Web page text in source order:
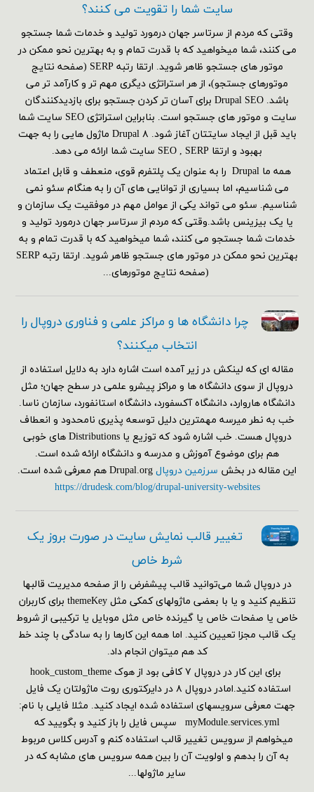
سایت شما را تقویت می کنند؟
وقتی که مردم از سرتاسر جهان درمورد تولید و خدمات شما جستجو
می کنند، شما میخواهید که با قدرت تمام و به بهترین نحو ممکن در
موتور های جستجو ظاهر شوید. ارتقا رتبه SERP (صفحه نتایج
موتورهای جستجو)، از هر استراتژی دیگری مهم تر و کارآمد تر می
باشد. Drupal SEO برای آسان تر کردن جستجو برای بازدیدکنندگان
سایت و موتور های جستجو است. بنابراین استراتژی SEO سایت شما
باید قبل از ایجاد سایتتان آغاز شود. Drupal ۸ ماژول هایی را به جهت
بهبود و ارتقا SEO , SERP سایت شما ارائه می دهد.
همه ما Drupal را به عنوان یک پلتفرم قوی، منعطف و قابل اعتماد
می شناسیم، اما بسیاری از توانایی های آن را به هنگام سئو نمی
شناسیم. سئو می تواند یکی از عوامل مهم در موفقیت یک سازمان و
یا یک بیزینس باشد.وقتی که مردم از سرتاسر جهان درمورد تولید و
خدمات شما جستجو می کنند، شما میخواهید که با قدرت تمام و به
بهترین نحو ممکن در موتور های جستجو ظاهر شوید. ارتقا رتبه SERP
(صفحه نتایج موتورهای...
چرا دانشگاه ها و مراکز علمی و فناوری دروپال را
انتخاب میکنند؟
مقاله ای که لینکش در زیر آمده است اشاره دارد به دلایل استفاده از
دروپال از سوی دانشگاه ها و مراکز پیشرو علمی در سطح جهان؛ مثل
دانشگاه هاروارد، دانشگاه آکسفورد، دانشگاه استانفورد، سازمان ناسا.
خب به نطر میرسه مهمترین دلیل توسعه پذیری نامحدود و انعطاف
دروپال هست. خب اشاره شود که توزیع یا Distributions های خوبی
هم برای موضوع آموزش و مدرسه و دانشگاه ارائه شده است.
این مقاله در بخش سرزمین دروپالDrupal.org هم معرفی شده است.
https://drudesk.com/blog/drupal-university-websites
تغییر قالب نمایش سایت در صورت بروز یک
شرط خاص
در دروپال شما می‌توانید قالب پیشفرض را از صفحه مدیریت قالبها
تنظیم کنید و یا با بعضی ماژولهای کمکی مثل themeKey برای کاربران
خاص یا صفحات خاص یا گیرنده خاص مثل موبایل یا ترکیبی از شروط
یک قالب مجزا تعیین کنید. اما همه این کارها را به سادگی با چند خط
کد هم می‎توان انجام داد.
برای این کار در دروپال ۷ کافی بود از هوک hook_custom_theme
استفاده کنید.امادر دروپال ۸ در دایرکتوری روت ماژولتان یک فایل
جهت معرفی سرویسهای استفاده شده ایجاد کنید. مثلا فایلی با نام:
myModule.services.yml سپس فایل را باز کنید و بگویید که
میخواهم از سرویس تغییر قالب استفاده کنم و آدرس کلاس مربوط
به آن را بدهم و اولویت آن را بین همه سرویس های مشابه که در
سایر ماژولها...